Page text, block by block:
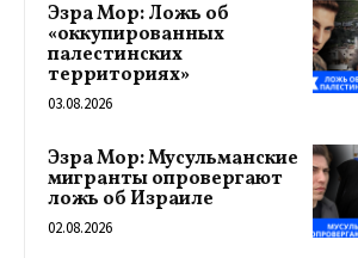
Эзра Мор: Ложь об
«оккупированных
палестинских
территориях»
03.08.2026
Эзра Мор: Мусульманские
мигранты опровергают
ложь об Израиле
02.08.2026